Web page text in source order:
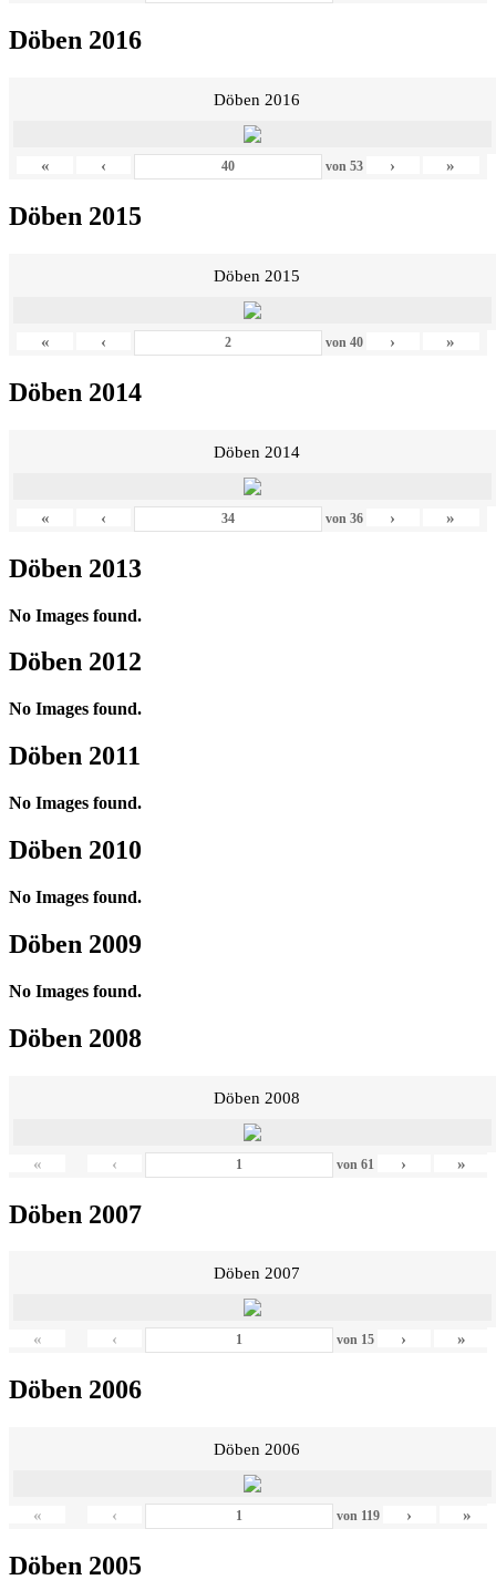
Döben 2016
Döben 2016
« ‹ von 53 › »
Döben 2015
Döben 2015
« ‹ von 40 › »
Döben 2014
Döben 2014
« ‹ von 36 › »
Döben 2013
No Images found.
Döben 2012
No Images found.
Döben 2011
No Images found.
Döben 2010
No Images found.
Döben 2009
No Images found.
Döben 2008
Döben 2008
« ‹ von 61 › »
Döben 2007
Döben 2007
« ‹ von 15 › »
Döben 2006
Döben 2006
« ‹ von 119 › »
Döben 2005